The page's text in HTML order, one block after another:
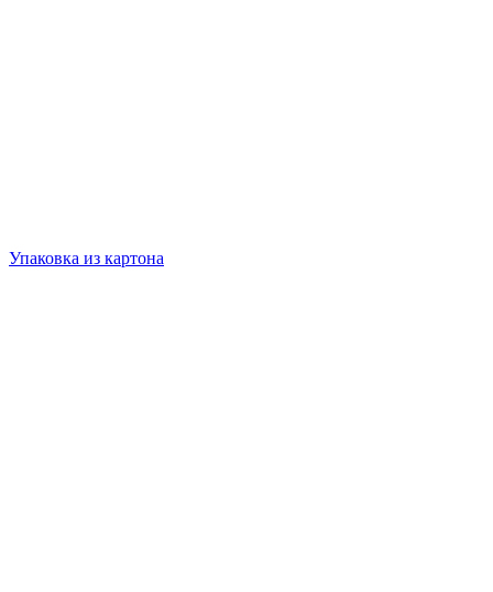
Упаковка из картона